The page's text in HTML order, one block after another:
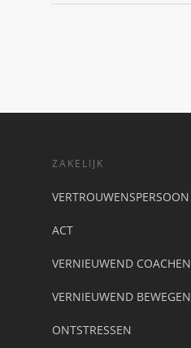
ZAKELIJK
VERTROUWENSPERSOON
ACT
VERNIEUWEND COACHEN
VERNIEUWEND BEWEGEN
ONTSTRESSEN